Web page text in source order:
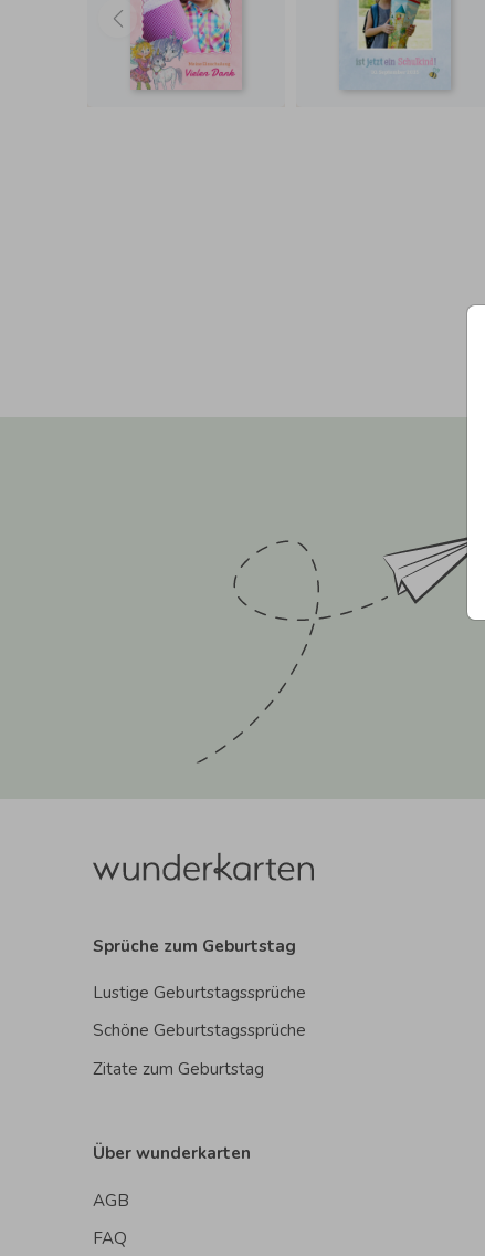
Sprüche zum Geburtstag
Lustige Geburtstagssprüche
Schöne Geburtstagssprüche
Zitate zum Geburtstag
Über wunderkarten
AGB
FAQ